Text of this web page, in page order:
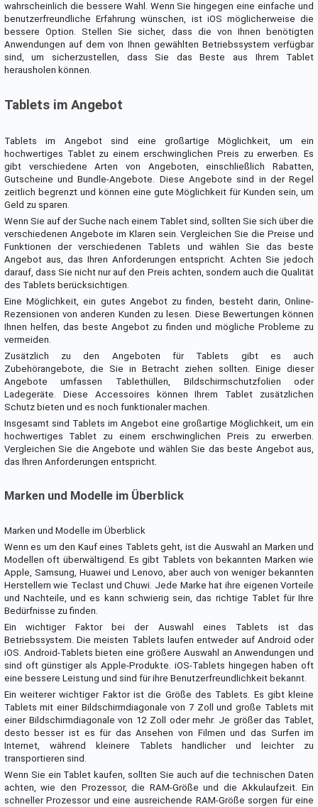
wahrscheinlich die bessere Wahl. Wenn Sie hingegen eine einfache und
benutzerfreundliche Erfahrung wünschen, ist iOS möglicherweise die
bessere Option. Stellen Sie sicher, dass die von Ihnen benötigten
Anwendungen auf dem von Ihnen gewählten Betriebssystem verfügbar
sind, um sicherzustellen, dass Sie das Beste aus Ihrem Tablet
herausholen können.
Tablets im Angebot
Tablets im Angebot sind eine großartige Möglichkeit, um ein
hochwertiges Tablet zu einem erschwinglichen Preis zu erwerben. Es
gibt verschiedene Arten von Angeboten, einschließlich Rabatten,
Gutscheine und Bundle-Angebote. Diese Angebote sind in der Regel
zeitlich begrenzt und können eine gute Möglichkeit für Kunden sein, um
Geld zu sparen.
Wenn Sie auf der Suche nach einem Tablet sind, sollten Sie sich über die
verschiedenen Angebote im Klaren sein. Vergleichen Sie die Preise und
Funktionen der verschiedenen Tablets und wählen Sie das beste
Angebot aus, das Ihren Anforderungen entspricht. Achten Sie jedoch
darauf, dass Sie nicht nur auf den Preis achten, sondern auch die Qualität
des Tablets berücksichtigen.
Eine Möglichkeit, ein gutes Angebot zu finden, besteht darin, Online-
Rezensionen von anderen Kunden zu lesen. Diese Bewertungen können
Ihnen helfen, das beste Angebot zu finden und mögliche Probleme zu
vermeiden.
Zusätzlich zu den Angeboten für Tablets gibt es auch
Zubehörangebote, die Sie in Betracht ziehen sollten. Einige dieser
Angebote umfassen Tablethüllen, Bildschirmschutzfolien oder
Ladegeräte. Diese Accessoires können Ihrem Tablet zusätzlichen
Schutz bieten und es noch funktionaler machen.
Insgesamt sind Tablets im Angebot eine großartige Möglichkeit, um ein
hochwertiges Tablet zu einem erschwinglichen Preis zu erwerben.
Vergleichen Sie die Angebote und wählen Sie das beste Angebot aus,
das Ihren Anforderungen entspricht.
Marken und Modelle im Überblick
Marken und Modelle im Überblick
Wenn es um den Kauf eines Tablets geht, ist die Auswahl an Marken und
Modellen oft überwältigend. Es gibt Tablets von bekannten Marken wie
Apple, Samsung, Huawei und Lenovo, aber auch von weniger bekannten
Herstellern wie Teclast und Chuwi. Jede Marke hat ihre eigenen Vorteile
und Nachteile, und es kann schwierig sein, das richtige Tablet für Ihre
Bedürfnisse zu finden.
Ein wichtiger Faktor bei der Auswahl eines Tablets ist das
Betriebssystem. Die meisten Tablets laufen entweder auf Android oder
iOS. Android-Tablets bieten eine größere Auswahl an Anwendungen und
sind oft günstiger als Apple-Produkte. iOS-Tablets hingegen haben oft
eine bessere Leistung und sind für ihre Benutzerfreundlichkeit bekannt.
Ein weiterer wichtiger Faktor ist die Größe des Tablets. Es gibt kleine
Tablets mit einer Bildschirmdiagonale von 7 Zoll und große Tablets mit
einer Bildschirmdiagonale von 12 Zoll oder mehr. Je größer das Tablet,
desto besser ist es für das Ansehen von Filmen und das Surfen im
Internet, während kleinere Tablets handlicher und leichter zu
transportieren sind.
Wenn Sie ein Tablet kaufen, sollten Sie auch auf die technischen Daten
achten, wie den Prozessor, die RAM-Größe und die Akkulaufzeit. Ein
schneller Prozessor und eine ausreichende RAM-Größe sorgen für eine